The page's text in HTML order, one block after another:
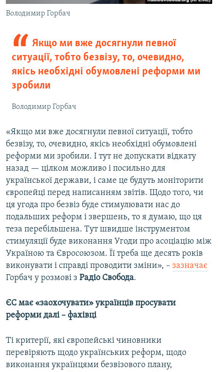
Володимир Горбач
Якщо ми вже досягнули певної
ситуації, тобто безвізу, то, очевидно,
якісь необхідні обумовлені реформи ми
зробили
Володимир Горбач
«Якщо ми вже досягнули певної ситуації, тобто
безвізу, то, очевидно, якісь необхідні обумовлені
реформи ми зробили. І тут не допускати відкату
назад — цілком можливо і посильно для
української держави, і саме це будуть моніторити
європейці перед написанням звітів. Щодо того, чи
ця угода про безвіз буде стимулювати нас до
подальших реформ і звершень, то я думаю, що ця
теза перебільшена. Тут швидше інструментом
стимуляції буде виконання Угоди про асоціацію між
Україною та Євросоюзом. Її треба ще десять років
виконувати і справді проводити зміни», – зазначає
Горбач у розмові з Радіо Свобода.
ЄС має «заохочувати» українців просувати
реформи далі – фахівці
Ті критерії, які європейські чиновники
перевіряють щодо українських реформ, щодо
виконання українцями безвізового плану,